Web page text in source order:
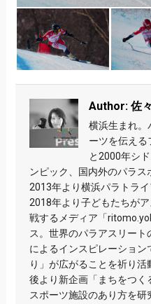
Author: 佐
横浜生まれ。
ーツを伝える
と2000年シ
ンピック、国内外のパラス
2013年より横浜パラトライ
2018年より子どもたちが
戦するメディア「
ス。世界のパラアスリー
によるインスピレーション
り」が広がることを祈り
後より新企画「まちをつ
スポーツ施設のあり方を